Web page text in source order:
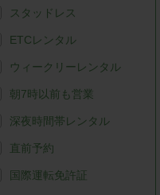
スタッドレス
ETCレンタル
ウィークリーレンタル
朝7時以前も営業
深夜時間帯レンタル
直前予約
国際運転免許証